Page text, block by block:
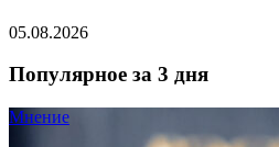
05.08.2026
Популярное за 3 дня
Мнение